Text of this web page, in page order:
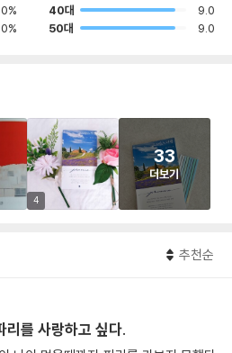
0%
0%
40대
9.0
50대
9.0
4
33
더보기
추천순
리를 사랑하고 싶다.